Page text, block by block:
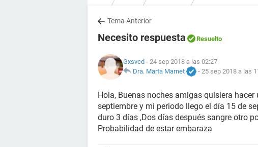
Tema Anterior
Necesito respuesta Resuelto
Gxsvcd - 24 sep 2018 a las 02:27
Dra. Marta Marnet
- 25 sep 2018 a las
Hola, Buenas noches amigas quisiera
septiembre y mi periodo llego el día 15 de
duro 3 días ,Dos días después sangre otro
Probabilidad de estar embaraza